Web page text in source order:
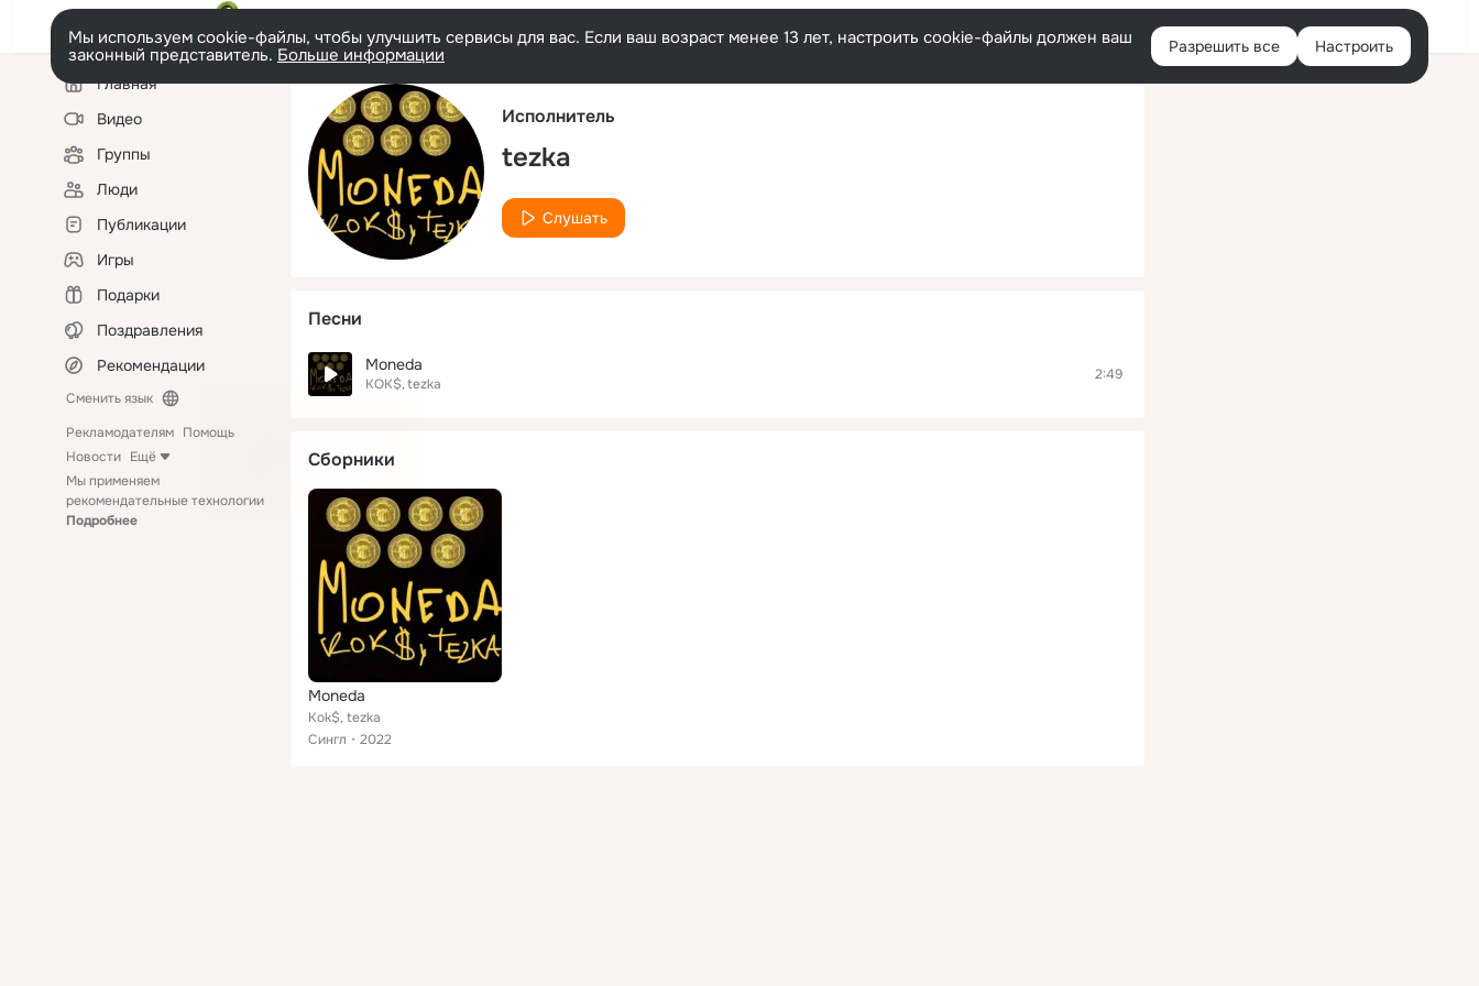
Русский Войти
Мы используем cookie-файлы, чтобы улучшить сервисы для вас. Если ваш возраст менее 13 лет, настроить cookie-файлы должен ваш
законный представитель. Больше информации Разрешить все Настроить
Левая
колонкаГлавная
Видео
Группы
Люди
Публикации
Игры
Подарки
Поздравления
Рекомендации
Сменить язык
Рекламодателям Помощь
Новости Ещё
Мы применяем
рекомендательные технологии
Подробнее
Исполнитель
tezka
Слушать
Песни
Moneda
KOK$ tezka
2:49
Сборники
Moneda
Kok$, tezka
Сингл
2022